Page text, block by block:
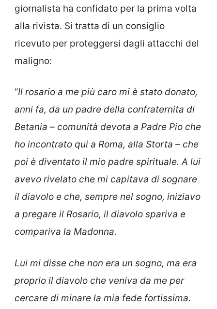
giornalista ha confidato per la prima volta
alla rivista. Si tratta di un consiglio
ricevuto per proteggersi dagli attacchi del
maligno:
“Il rosario a me più caro mi è stato donato,
anni fa, da un padre della confraternita di
Betania – comunità devota a Padre Pio che
ho incontrato qui a Roma, alla Storta – che
poi è diventato il mio padre spirituale. A lui
avevo rivelato che mi capitava di sognare
il diavolo e che, sempre nel sogno, iniziavo
a pregare il Rosario, il diavolo spariva e
compariva la Madonna.
Lui mi disse che non era un sogno, ma era
proprio il diavolo che veniva da me per
cercare di minare la mia fede fortissima.